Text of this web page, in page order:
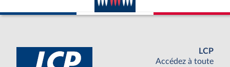
LCP
Accédez à toute